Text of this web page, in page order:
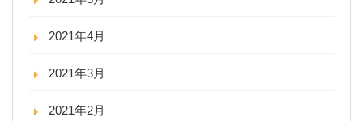
2021年4月
2021年3月
2021年2月